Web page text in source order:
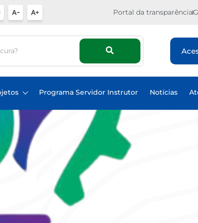
Portal da transparência
Programa Servidor Instrutor Notícias